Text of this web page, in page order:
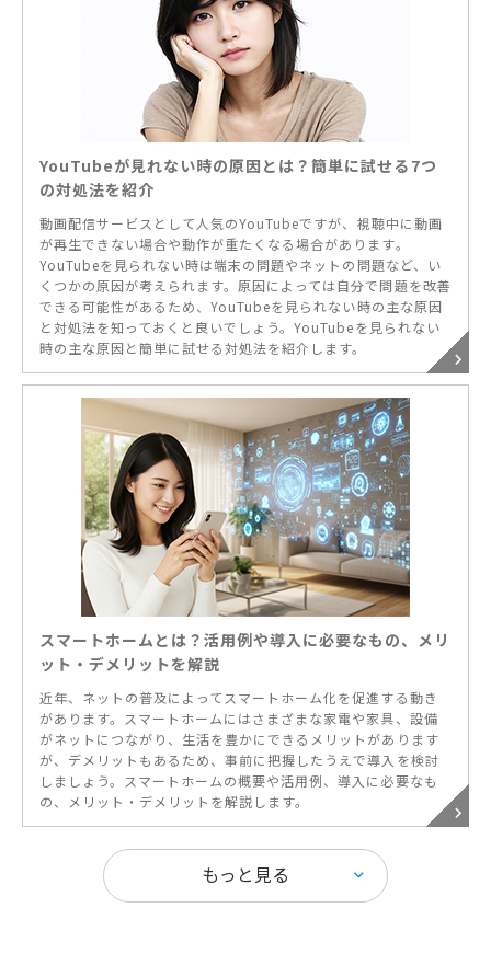
YouTubeが見れない時の原因とは？簡単に試せる7つ
の対処法を紹介
動画配信サービスとして人気のYouTubeですが、視聴中に動画
が再生できない場合や動作が重たくなる場合があります。
YouTubeを見られない時は端末の問題やネットの問題など、い
くつかの原因が考えられます。原因によっては自分で問題を改善
できる可能性があるため、YouTubeを見られない時の主な原因
と対処法を知っておくと良いでしょう。YouTubeを見られない
時の主な原因と簡単に試せる対処法を紹介します。
スマートホームとは？活用例や導入に必要なもの、メリ
ット・デメリットを解説
近年、ネットの普及によってスマートホーム化を促進する動き
があります。スマートホームにはさまざまな家電や家具、設備
がネットにつながり、生活を豊かにできるメリットがあります
が、デメリットもあるため、事前に把握したうえで導入を検討
しましょう。スマートホームの概要や活用例、導入に必要なも
の、メリット・デメリットを解説します。